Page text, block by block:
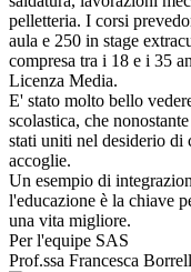
pelletteria. I corsi
aula e 250 in stage
compresa tra i 18 e i 35
Licenza Media.
E' stato molto bello
scolastica, che
stati uniti nel desiderio di
accoglie.
Un esempio di
l'educazione è la chiave
una vita migliore.
Per l'equipe SAS
Prof.ssa Francesca